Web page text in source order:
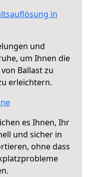
in
und
um Ihnen die
Ballast zu
erleichtern.
es Ihnen, Ihr
und sicher in
ohne dass